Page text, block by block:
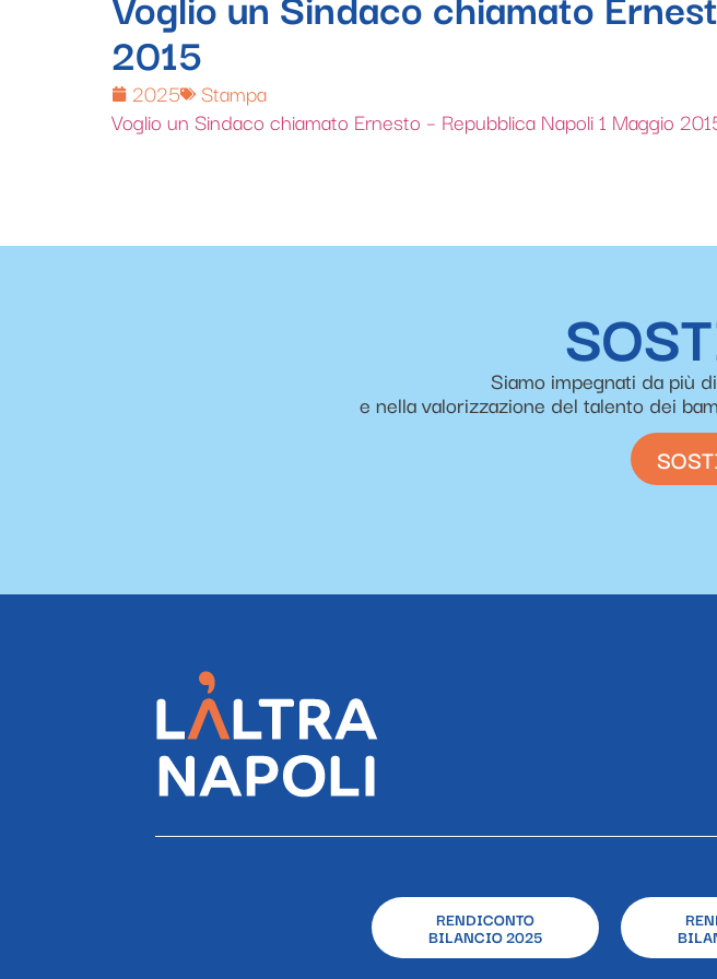
2015
2025
Stampa
Voglio un Sindaco chiamato Ernesto – Repubblica Napoli 1 Maggio
Siamo impegnati da più
e nella valorizzazione del talento dei
RENDICONTO
BILANCIO 2025